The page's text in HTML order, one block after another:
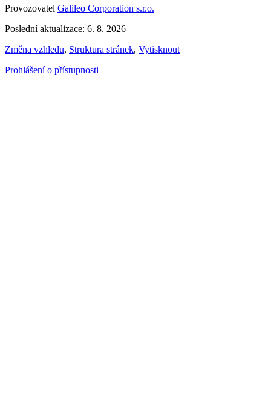
Provozovatel Galileo Corporation s.r.o.
Poslední aktualizace: 6. 8. 2026
Změna vzhledu, Struktura stránek, Vytisknout
Prohlášení o přístupnosti